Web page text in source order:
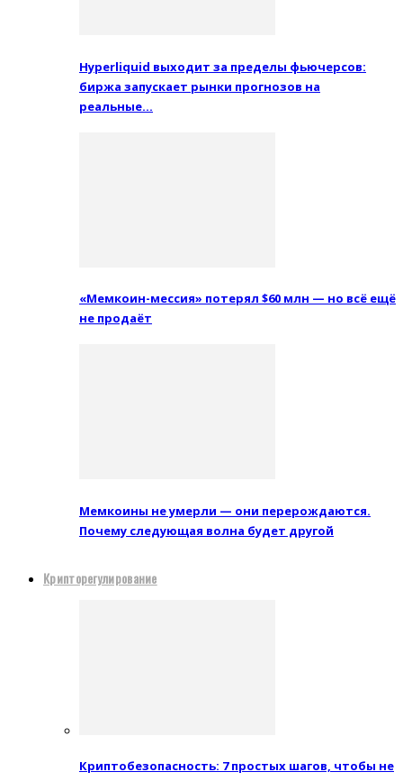
Hyperliquid выходит за пределы фьючерсов:
биржа запускает рынки прогнозов на
реальные…
«Мемкоин-мессия» потерял $60 млн — но всё ещё
не продаёт
Мемкоины не умерли — они перерождаются.
Почему следующая волна будет другой
Крипторегулирование
Криптобезопасность: 7 простых шагов, чтобы не